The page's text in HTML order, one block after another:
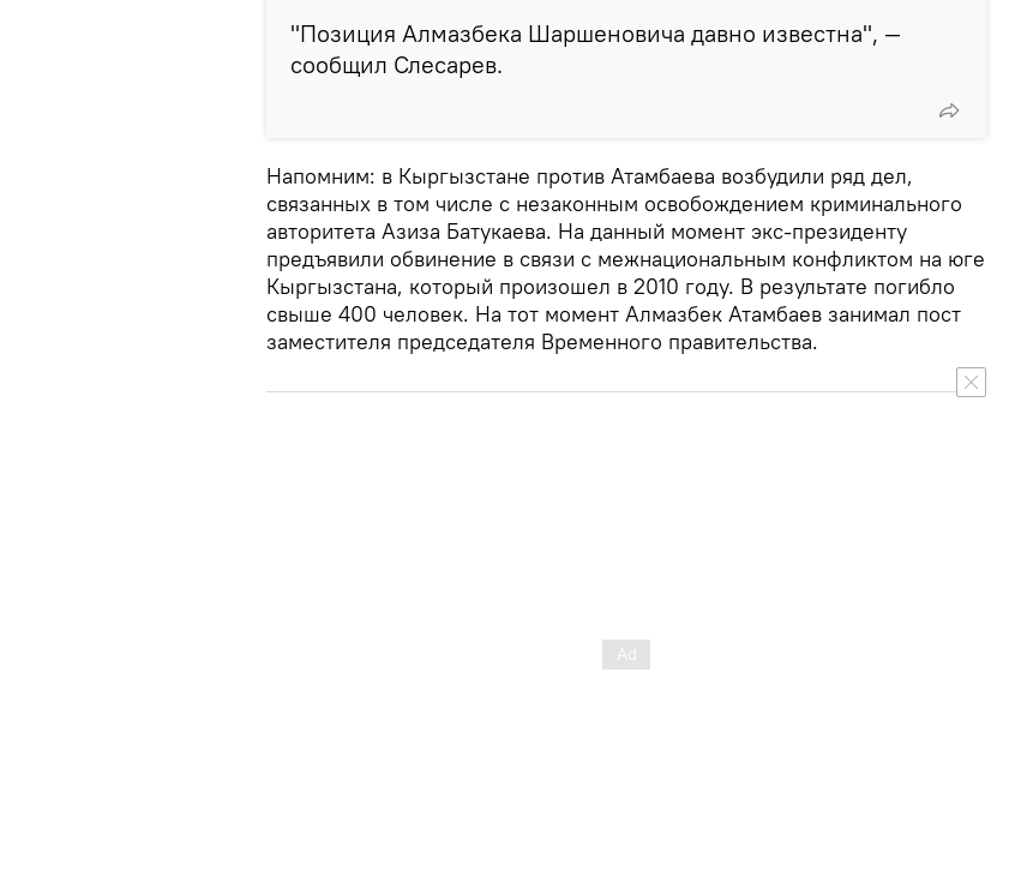
"Позиция Алмазбека Шаршеновича давно известна", —
сообщил Слесарев.
Напомним: в Кыргызстане против Атамбаева возбудили ряд дел,
связанных в том числе с незаконным освобождением криминального
авторитета Азиза Батукаева. На данный момент экс-президенту
предъявили обвинение в связи с межнациональным конфликтом на юге
Кыргызстана, который произошел в 2010 году. В результате погибло
свыше 400 человек. На тот момент Алмазбек Атамбаев занимал пост
заместителя председателя Временного правительства.